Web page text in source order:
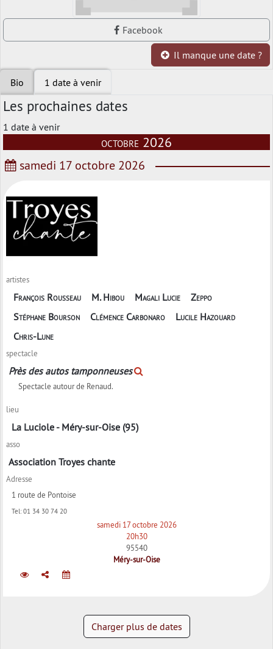
Facebook
Il manque une date ?
Bio 1 date à venir
Les prochaines dates
1 date à venir
octobre 2026
samedi 17 octobre 2026
artistes
François Rousseau M. Hibou Magali Lucie
Zeppo
Stéphane Bourson
Clémence Carbonaro
Lucile Hazouard
Chris-Lune
spectacle
Près des autos tamponneuses
Spectacle autour de Renaud.
lieu
La Luciole - Méry-sur-Oise (95)
asso
Association Troyes chante
Adresse
1 route de Pontoise
Tel: 01 34 30 74 20
samedi 17 octobre 2026
20h30
95540
Méry-sur-Oise
Charger plus de dates